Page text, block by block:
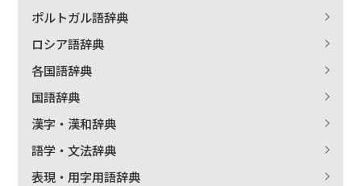
ポルトガル語辞典
ロシア語辞典
各国語辞典
国語辞典
漢字・漢和辞典
語学・文法辞典
表現・用字用語辞典